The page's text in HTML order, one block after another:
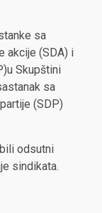
sa
akcije (SDA) i
Skupštini
sa
(SDP)
odsutni
sindikata.